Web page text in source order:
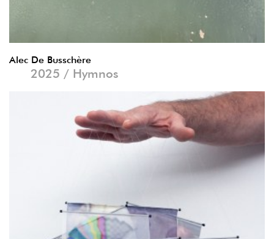
Alec De Busschère
2025 / Hymnos